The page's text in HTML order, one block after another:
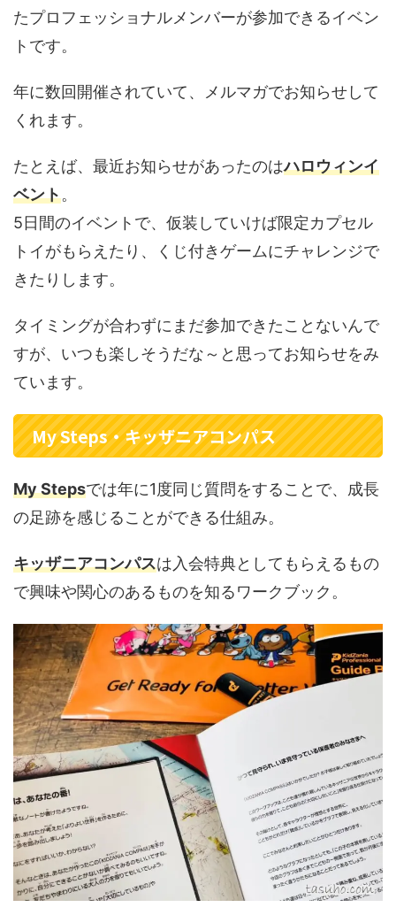
たプロフェッショナルメンバーが参加できるイベン
トです。
年に数回開催されていて、メルマガでお知らせして
くれます。
たとえば、最近お知らせがあったのはハロウィンイ
ベント。
5日間のイベントで、仮装していけば限定カプセル
トイがもらえたり、くじ付きゲームにチャレンジで
きたりします。
タイミングが合わずにまだ参加できたことないんで
すが、いつも楽しそうだな～と思ってお知らせをみ
ています。
My Steps・キッザニアコンパス
My Stepsでは年に1度同じ質問をすることで、成長
の足跡を感じることができる仕組み。
キッザニアコンパスは入会特典としてもらえるもの
で興味や関心のあるものを知るワークブック。